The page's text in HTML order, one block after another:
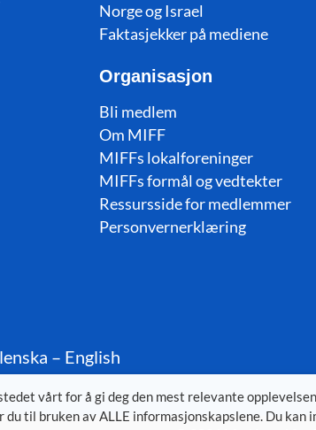
Norge og Israel
Faktasjekker på mediene
Organisasjon
Bli medlem
Om MIFF
MIFFs lokalforeninger
MIFFs formål og vedtekter
Ressursside for medlemmer
Personvernerklæring
– English
vårt for å gi deg den mest relevante
du til bruken av ALLE informasjonskapslene. Du